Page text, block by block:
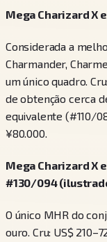
Mega Charizard X
Considerada a
Charmander,
um único quadro.
de obtenção cerca
equivalente (#110/
¥80.000.
Mega Charizard X
#130/094
O único MHR do
ouro. Cru: US$